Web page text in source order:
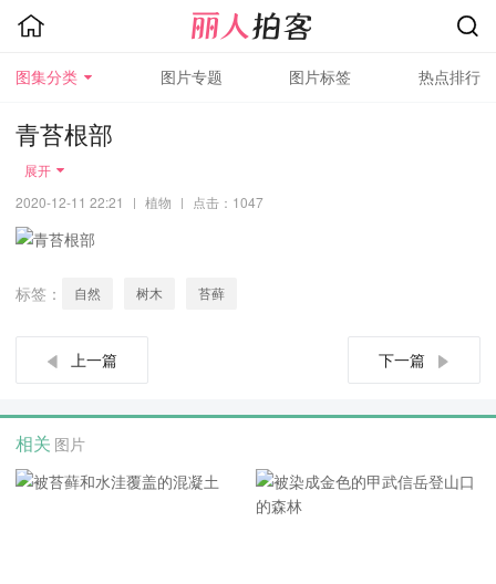
图集分类 图片专题 图片标签 热点排行
青苔根部
展开
2020-12-11 22:21
| 植物 | 点击：1047
标签： 自然 树木 苔藓
上一篇 下一篇
相关 图片